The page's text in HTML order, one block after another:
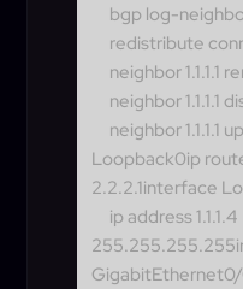
bgp log-
redistribute
neighbor 1.1.1.1
neighbor
neighbor 1.1.1.1
Loopback0ip
2.2.2.1interface
ip address 1.1.1.4
255.255.255.255